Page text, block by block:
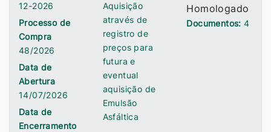
12-2026
Processo de
Compra
48/2026
Data de
Abertura
14/07/2026
Data de
Encerramento
Aquisição
através de
registro de
preços para
futura e
eventual
aquisição de
Emulsão
Asfáltica
Homologado
Documentos:4